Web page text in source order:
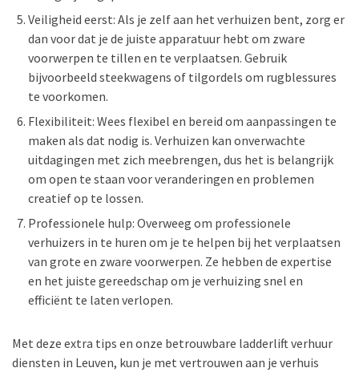
Veiligheid eerst: Als je zelf aan het verhuizen bent, zorg er
dan voor dat je de juiste apparatuur hebt om zware
voorwerpen te tillen en te verplaatsen. Gebruik
bijvoorbeeld steekwagens of tilgordels om rugblessures
te voorkomen.
Flexibiliteit: Wees flexibel en bereid om aanpassingen te
maken als dat nodig is. Verhuizen kan onverwachte
uitdagingen met zich meebrengen, dus het is belangrijk
om open te staan voor veranderingen en problemen
creatief op te lossen.
Professionele hulp: Overweeg om professionele
verhuizers in te huren om je te helpen bij het verplaatsen
van grote en zware voorwerpen. Ze hebben de expertise
en het juiste gereedschap om je verhuizing snel en
efficiënt te laten verlopen.
Met deze extra tips en onze betrouwbare ladderlift verhuur
diensten in Leuven, kun je met vertrouwen aan je verhuis